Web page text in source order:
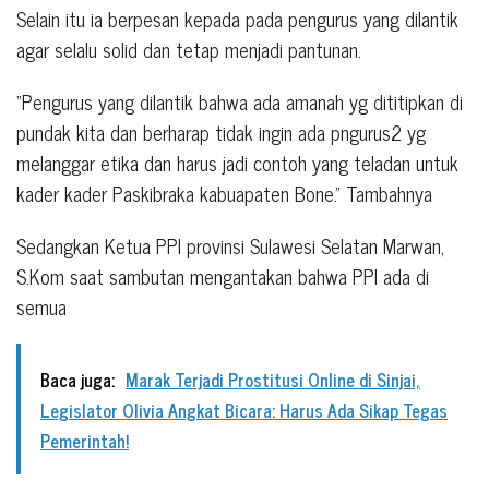
Selain itu ia berpesan kepada pada pengurus yang dilantik
agar selalu solid dan tetap menjadi pantunan.
“Pengurus yang dilantik bahwa ada amanah yg dititipkan di
pundak kita dan berharap tidak ingin ada pngurus2 yg
melanggar etika dan harus jadi contoh yang teladan untuk
kader kader Paskibraka kabuapaten Bone.” Tambahnya
Sedangkan Ketua PPI provinsi Sulawesi Selatan Marwan,
S.Kom saat sambutan mengantakan bahwa PPI ada di
semua
Baca juga: Marak Terjadi Prostitusi Online di Sinjai,
Legislator Olivia Angkat Bicara: Harus Ada Sikap Tegas
Pemerintah!